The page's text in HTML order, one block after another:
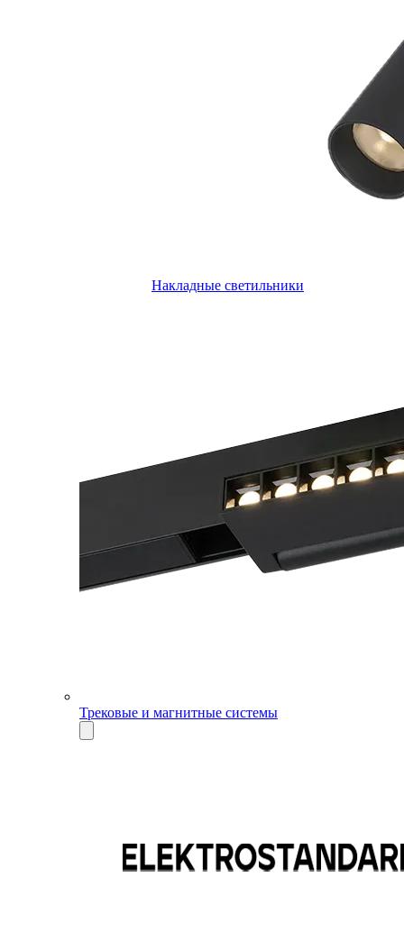
Накладные светильники
Трековые и магнитные системы